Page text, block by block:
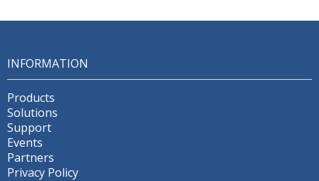
INFORMATION
Products
Solutions
Support
Events
Partners
Privacy Policy